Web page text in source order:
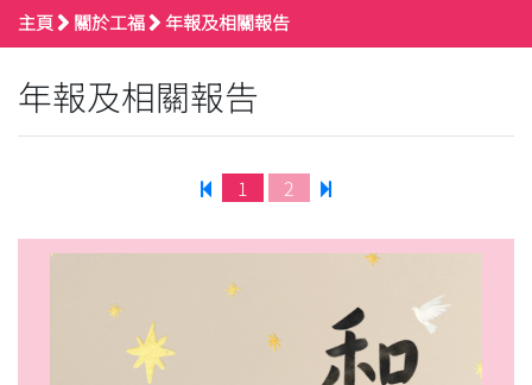
主頁 關於工福 年報及相關報告
年報及相關報告
1 2